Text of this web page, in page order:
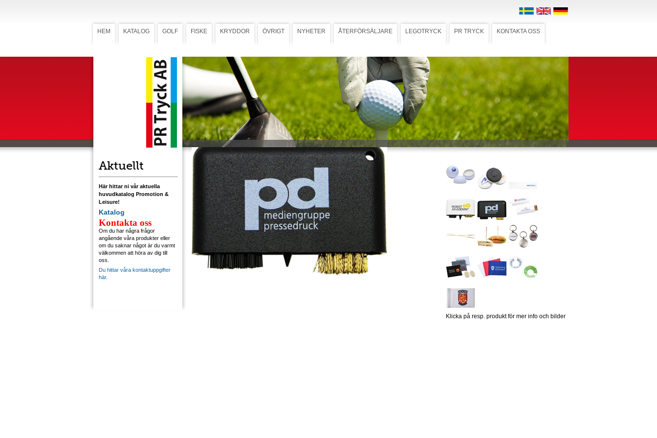
HEM KATALOG GOLF FISKE KRYDDOR ÖVRIGT NYHETER ÅTERFÖRSÄLJARE LEGOTRYCK PR TRYCK KONTAKTA OSS
Aktuellt
Här hittar ni vår aktuella
huvudkatalog Promotion &
Leisure!
Katalog
Kontakta oss
Om du har några frågor
angående våra produkter eller
om du saknar något är du varmt
välkommen att höra av dig till
oss.
Du hittar våra kontaktuppgifter
här.
Klubbrengörare Combo Black
Klubbrengörare
Combo
Klubbrengörare med två borstar i mässing
respektive nylon. Rensstift för effektiv
rengöring av skårorna. Förädlas med en- eller
flerfärgstryck på en sida. Tryckyta 33x19 mm.
Ladda ner mall med tryckstorlek
Klicka på resp. produkt för mer info och bilder
Ladda ner högupplöst bild